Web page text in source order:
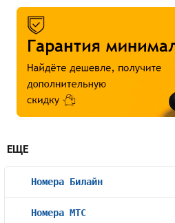
ЕЩЕ
Номера Билайн
Номера МТС